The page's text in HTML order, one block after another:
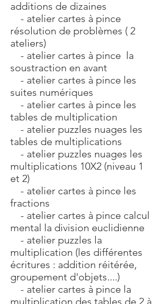
additions de dizaines
- atelier cartes à pince
résolution de problèmes ( 2
ateliers)
- atelier cartes à pince la
soustraction en avant
- atelier cartes à pince les
suites numériques
- atelier cartes à pince les
tables de multiplication
- atelier puzzles nuages les
tables de multiplications
- atelier puzzles nuages les
multiplications 10X2 (niveau 1
et 2)
- atelier cartes à pince les
fractions
- atelier cartes à pince calcul
mental la division euclidienne
- atelier puzzles la
multiplication (les différentes
écritures : addition réitérée,
groupement d'objets....)
- atelier cartes à pince la
multiplication des tables de 2 à